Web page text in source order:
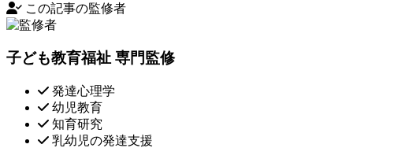
この記事の監修者
子ども教育福祉 専門監修
発達心理学
幼児教育
知育研究
乳幼児の発達支援